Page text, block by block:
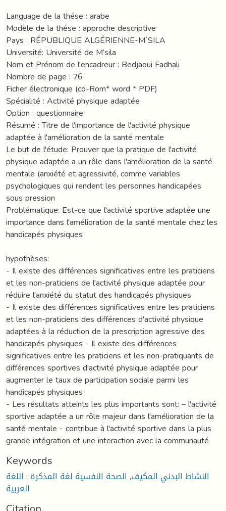
Language de la thése : arabe
Modèle de la thése : approche descriptive
Pays : RÉPUBLIQUE ALGÉRIENNE-MʼSILA
Université: Université de M’sila
Nom et Prénom de l'encadreur : Bedjaoui Fadhali
Nombre de page : 76
Ficher électronique (cd-Rom* word * PDF)
Spécialité : Activité physique adaptée
Option : questionnaire
Résumé : Titre de l'importance de l'activité physique
adaptée à l'amélioration de la santé mentale
Le but de l'étude: Prouver que la pratique de l'activité
physique adaptée a un rôle dans l'amélioration de la santé
mentale (anxiété et agressivité, comme variables
psychologiques qui rendent les personnes handicapées
sous pression
Problématique: Est-ce que l'activité sportive adaptée une
importance dans l'amélioration de la santé mentale chez les
handicapés physiques
hypothèses:
- Il existe des différences significatives entre les praticiens
et les non-praticiens de l'activité physique adaptée pour
réduire l'anxiété du statut des handicapés physiques
- Il existe des différences significatives entre les praticiens
et les non-praticiens des différences d'activité physique
adaptées à la réduction de la prescription agressive des
handicapés physiques - Il existe des différences
significatives entre les praticiens et les non-pratiquants de
différences sportives d'activité physique adaptée pour
augmenter le taux de participation sociale parmi les
handicapés physiques
- Les résultats atteints les plus importants sont: – l'activité
sportive adaptée a un rôle majeur dans l'amélioration de la
santé mentale - contribue à l'activité sportive dans la plus
grande intégration et une interaction avec la communauté
Keywords
النشاط البدني المكيف, الصحة النفسية لغة المذكرة : اللغة
العربية